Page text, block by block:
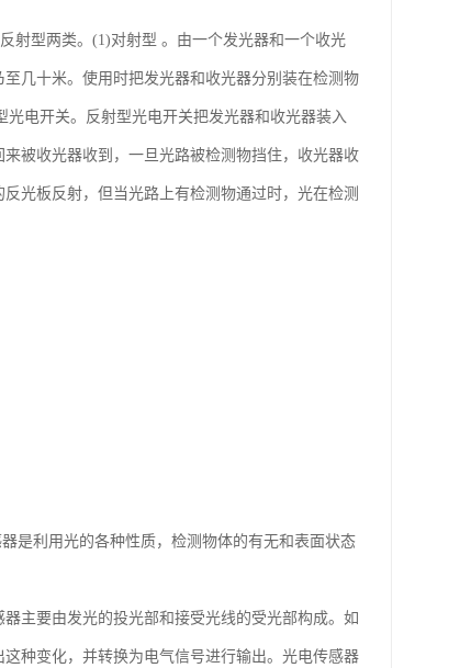
射型两类。(1)对射型 。由一个发光器和一个收光
几十米。使用时把发光器和收光器分别装在检测物
电开关。反射型光电开关把发光器和收光器装入
被收光器收到，一旦光路被检测物挡住，收光器收
光板反射，但当光路上有检测物通过时，光在检测
是利用光的各种性质，检测物体的有无和表面状态
主要由发光的投光部和接受光线的受光部构成。如
种变化，并转换为电气信号进行输出。光电传感器